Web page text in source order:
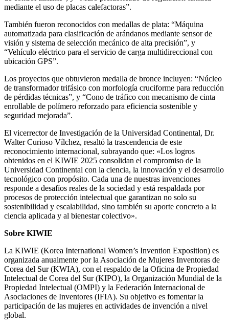
mediante el uso de placas calefactoras”.
También fueron reconocidos con medallas de plata: “Máquina
automatizada para clasificación de arándanos mediante sensor de
visión y sistema de selección mecánico de alta precisión”, y
“Vehículo eléctrico para el servicio de carga multidireccional con
ubicación GPS”.
Los proyectos que obtuvieron medalla de bronce incluyen: “Núcleo
de transformador trifásico con morfología cruciforme para reducción
de pérdidas técnicas”, y “Cono de tráfico con mecanismo de cinta
enrollable de polímero reforzado para eficiencia sostenible y
seguridad mejorada”.
El vicerrector de Investigación de la Universidad Continental, Dr.
Walter Curioso Vílchez, resaltó la trascendencia de este
reconocimiento internacional, subrayando que: «Los logros
obtenidos en el KIWIE 2025 consolidan el compromiso de la
Universidad Continental con la ciencia, la innovación y el desarrollo
tecnológico con propósito. Cada una de nuestras invenciones
responde a desafíos reales de la sociedad y está respaldada por
procesos de protección intelectual que garantizan no solo su
sostenibilidad y escalabilidad, sino también su aporte concreto a la
ciencia aplicada y al bienestar colectivo».
Sobre KIWIE
La KIWIE (Korea International Women’s Invention Exposition) es
organizada anualmente por la Asociación de Mujeres Inventoras de
Corea del Sur (KWIA), con el respaldo de la Oficina de Propiedad
Intelectual de Corea del Sur (KIPO), la Organización Mundial de la
Propiedad Intelectual (OMPI) y la Federación Internacional de
Asociaciones de Inventores (IFIA). Su objetivo es fomentar la
participación de las mujeres en actividades de invención a nivel
global.